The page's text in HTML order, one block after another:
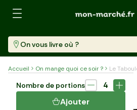
Recherche
On vous livre où ?
Accueil On mange quoi ce soir ?
Le
LE TABOULÉ VÉGÉTAL
Nombre de portions
4
Ajouter